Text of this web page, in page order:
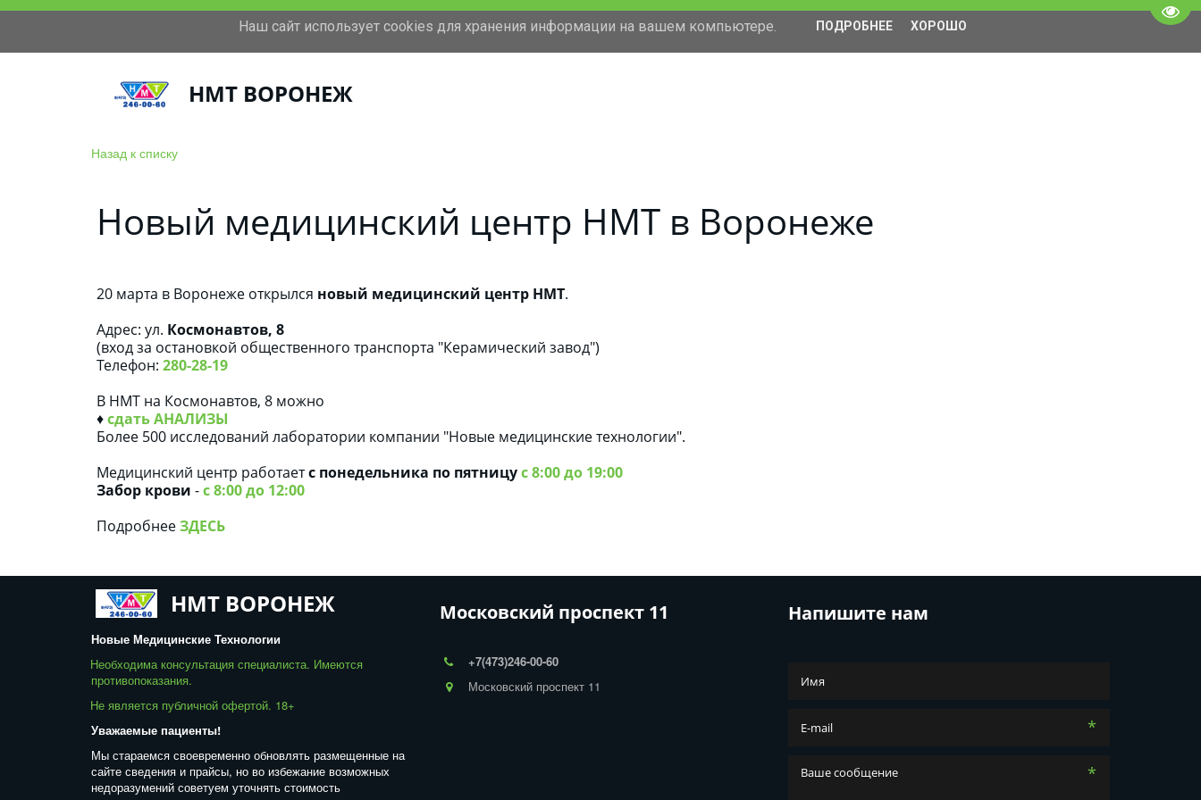
Московский проспект 11
НМТ ВОРОНЕЖ
Назад к списку
Новый медицинский центр НМТ в Воронеже
20 марта в Воронеже открылся новый медицинский центр НМТ.
Адрес: ул. Космонавтов, 8
(вход за остановкой общественного транспорта "Керамический завод")
Телефон: 280-28-19
В НМТ на Космонавтов, 8 можно
♦сдать АНАЛИЗЫ
Более 500 исследований лаборатории компании "Новые медицинские технологии".
Медицинский центр работаетс понедельника по пятницус 8:00 до 19:00
Забор крови -с 8:00 до 12:00
ПодробнееЗДЕСЬ
НМТ ВОРОНЕЖ
Новые Медицинские Технологии
Необходима консультация специалиста. Имеются
противопоказания.
Не является публичной офертой. 18+
Уважаемые пациенты!
Мы стараемся своевременно обновлять размещенные на
сайте сведения и прайсы, но во избежание возможных
недоразумений советуем уточнять стоимость
Московский проспект 11
+7(473)246-00-60
Московский проспект 11
Напишите нам
*
*
Наш сайт использует cookies для хранения информации на вашем компьютере. ПОДРОБНЕЕ ХОРОШО